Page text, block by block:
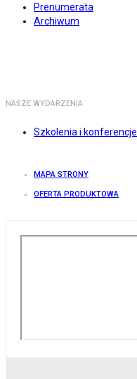
Prenumerata
Archiwum
NASZE WYDARZENIA
Szkolenia i konferencje
MAPA STRONY
OFERTA PRODUKTOWA